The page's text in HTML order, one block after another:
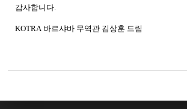
감사합니다.
KOTRA 바르샤바 무역관 김상훈 드림